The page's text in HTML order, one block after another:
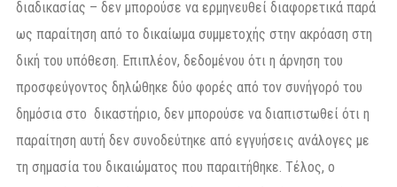
διαδικασίας – δεν μπορούσε να ερμηνευθεί διαφορετικά παρά
ως παραίτηση από το δικαίωμα συμμετοχής στην ακρόαση στη
δική του υπόθεση. Επιπλέον, δεδομένου ότι η άρνηση του
προσφεύγοντος δηλώθηκε δύο φορές από τον συνήγορό του
δημόσια στο δικαστήριο, δεν μπορούσε να διαπιστωθεί ότι η
παραίτηση αυτή δεν συνοδεύτηκε από εγγυήσεις ανάλογες με
τη σημασία του δικαιώματος που παραιτήθηκε. Τέλος, ο